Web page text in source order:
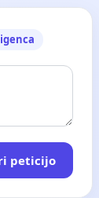
peticijo